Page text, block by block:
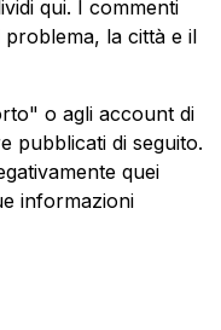
qui. I commenti
la città e il
o agli account di
pubblicati di seguito.
quei
informazioni